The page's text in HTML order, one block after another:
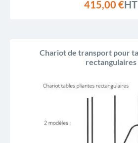
415,00 €HT
Chariot de transport pour
rectangulaires